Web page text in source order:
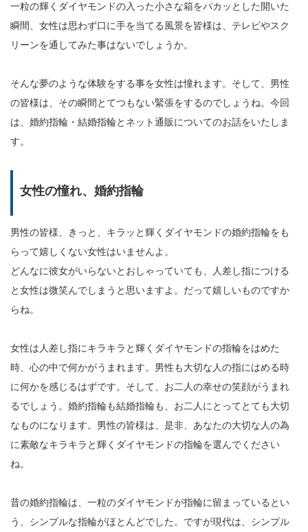
一粒の輝くダイヤモンドの入った小さな箱をパカッとした開いた
瞬間、女性は思わず口に手を当てる風景を皆様は、テレビやスク
リーンを通してみた事はないでしょうか。
そんな夢のような体験をする事を女性は憧れます。そして、男性
の皆様は、その瞬間とてつもない緊張をするのでしょうね。今回
は、婚約指輪・結婚指輪とネット通販についてのお話をいたしま
す。
女性の憧れ、婚約指輪
男性の皆様、きっと、キラッと輝くダイヤモンドの婚約指輪をも
らって嬉しくない女性はいませんよ。
どんなに彼女がいらないとおしゃっていても、人差し指につける
と女性は微笑んでしまうと思いますよ。だって嬉しいものですか
らね。
女性は人差し指にキラキラと輝くダイヤモンドの指輪をはめた
時、心の中で何かがうまれます。男性も大切な人の指にはめる時
に何かを感じるはずです。そして、お二人の幸せの笑顔がうまれ
るでしょう。婚約指輪も結婚指輪も、お二人にとってとても大切
なものになります。男性の皆様は、是非、あなたの大切な人の為
に素敵なキラキラと輝くダイヤモンドの指輪を選んでください
ね。
昔の婚約指輪は、一粒のダイヤモンドが指輪に留まっているとい
う、シンプルな指輪がほとんどでした。ですが現代は、シンプル